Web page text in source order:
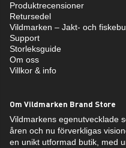
Produktrecensioner
Retursedel
Vildmarken – Jakt- och
Support
Storleksguide
Om oss
Villkor & info
Om Vildmarken Brand Store
Vildmarkens egenutvecklade
åren och nu förverkligas
en unikt utformad butik, med